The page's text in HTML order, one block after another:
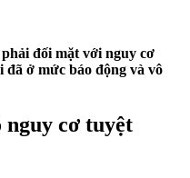
đối mặt với nguy cơ
đã ở mức báo động và vô
nguy cơ tuyệt